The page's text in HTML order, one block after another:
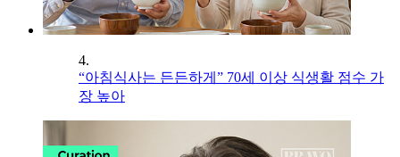
4.
“아침식사는 든든하게” 70세 이상 식생활 점수 가
장 높아